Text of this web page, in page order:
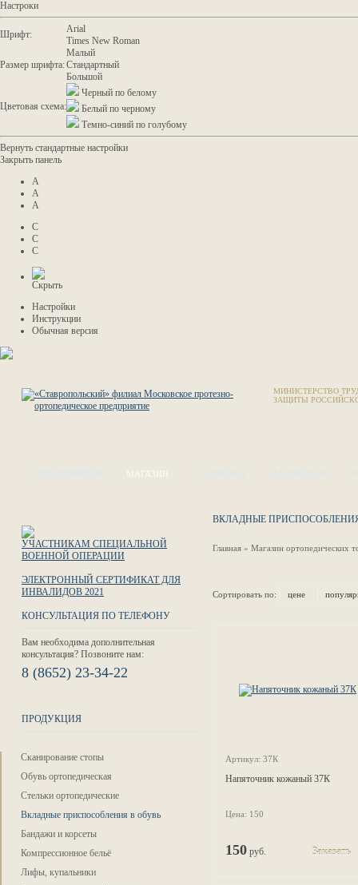
Настроки
Шрифт:
Arial
Times New Roman
Размер шрифта:
Малый
Стандартный
Большой
Цветовая схема:
Черный по белому
Белый по черному
Темно-синий по голубому
Вернуть стандартные настройки
Закрыть панель
A
A
A
C
C
C
Скрыть
Настройки
Инструкции
Обычная версия
МИНИСТЕРСТВО
ЗАЩИТЫ
МАГАЗИН ПАЦИЕНТАМ
УЧАСТНИКАМ СПЕЦИАЛЬНОЙ
ВОЕННОЙ ОПЕРАЦИИ
ЭЛЕКТРОННЫЙ СЕРТИФИКАТ ДЛЯ
ИНВАЛИДОВ 2021
КОНСУЛЬТАЦИЯ ПО ТЕЛЕФОНУ
Вам необходима дополнительная
консультация? Позвоните нам:
8 (8652) 23-34-22
ПРОДУКЦИЯ
Сканирование стопы
Обувь ортопедическая
Стельки ортопедические
Вкладные приспособления в обувь
Бандажи и корсеты
Компрессионное бельё
Лифы, купальники
ВКЛАДНЫЕ
Главная » Магазин ортопедических
Сортировать по: цене
Артикул: 37К
Напяточник кожаный 37К
Цена: 150
150 руб. Заказать